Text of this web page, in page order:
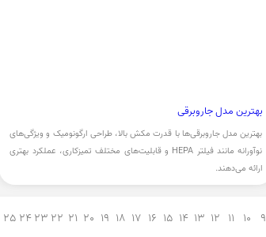
بهترین مدل جاروبرقی
بهترین مدل جاروبرقی‌ها با قدرت مکش بالا، طراحی ارگونومیک و ویژگی‌های
نوآورانه مانند فیلتر HEPA و قابلیت‌های مختلف تمیزکاری، عملکرد بهتری
ارائه می‌دهند.
9
10
11
12
13
14
15
16
17
18
19
20
21
22
23
24
25